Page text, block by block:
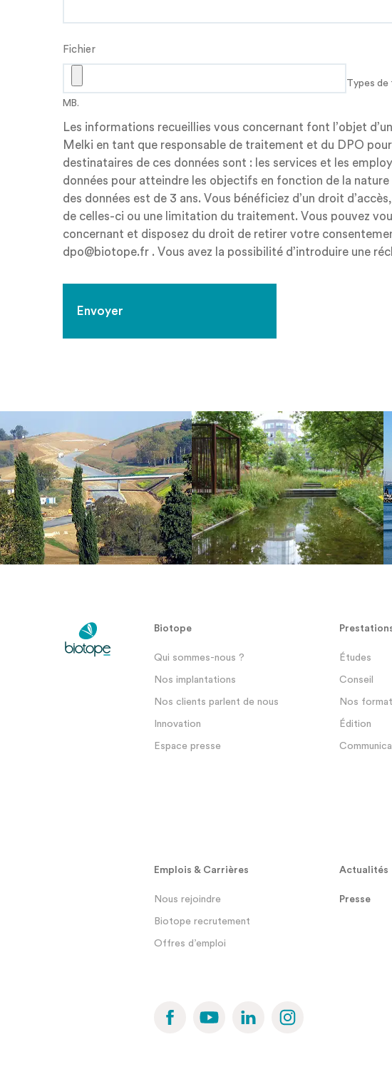
Fichier
Types de
MB.
Les informations recueillies vous concernant font l’objet
Melki en tant que responsable de traitement et du DPO
destinataires de ces données sont : les services et les
données pour atteindre les objectifs en fonction de la
des données est de 3 ans. Vous bénéficiez d’un droit
de celles-ci ou une limitation du traitement. Vous pouvez
concernant et disposez du droit de retirer votre
dpo@biotope.fr . Vous avez la possibilité d’introduire une
Biotope
Qui sommes-nous ?
Nos implantations
Nos clients parlent de nous
Innovation
Espace presse
Études
Conseil
Nos
Édition
Emplois & Carrières
Nous rejoindre
Biotope recrutement
Offres d’emploi
Actualités
Presse